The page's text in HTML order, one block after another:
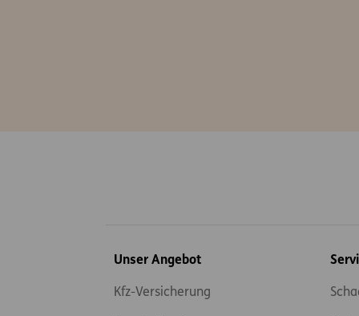
Inhaltsübersicht
Unser Angebot
Kfz-Versicherung